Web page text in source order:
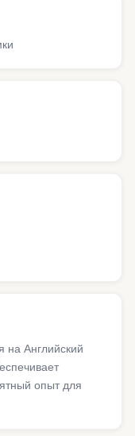
на Английский
опыт для